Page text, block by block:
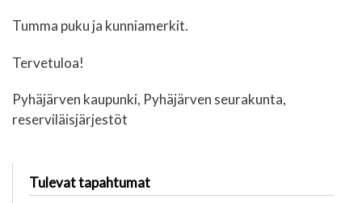
Tumma puku ja kunniamerkit.
Tervetuloa!
Pyhäjärven kaupunki, Pyhäjärven seurakunta,
reserviläisjärjestöt
Tulevat tapahtumat